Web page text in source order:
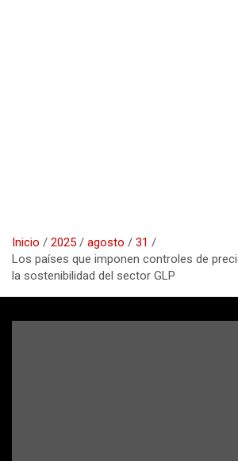
Inicio 2025 agosto
31
Los países que imponen controles de
la sostenibilidad del sector GLP